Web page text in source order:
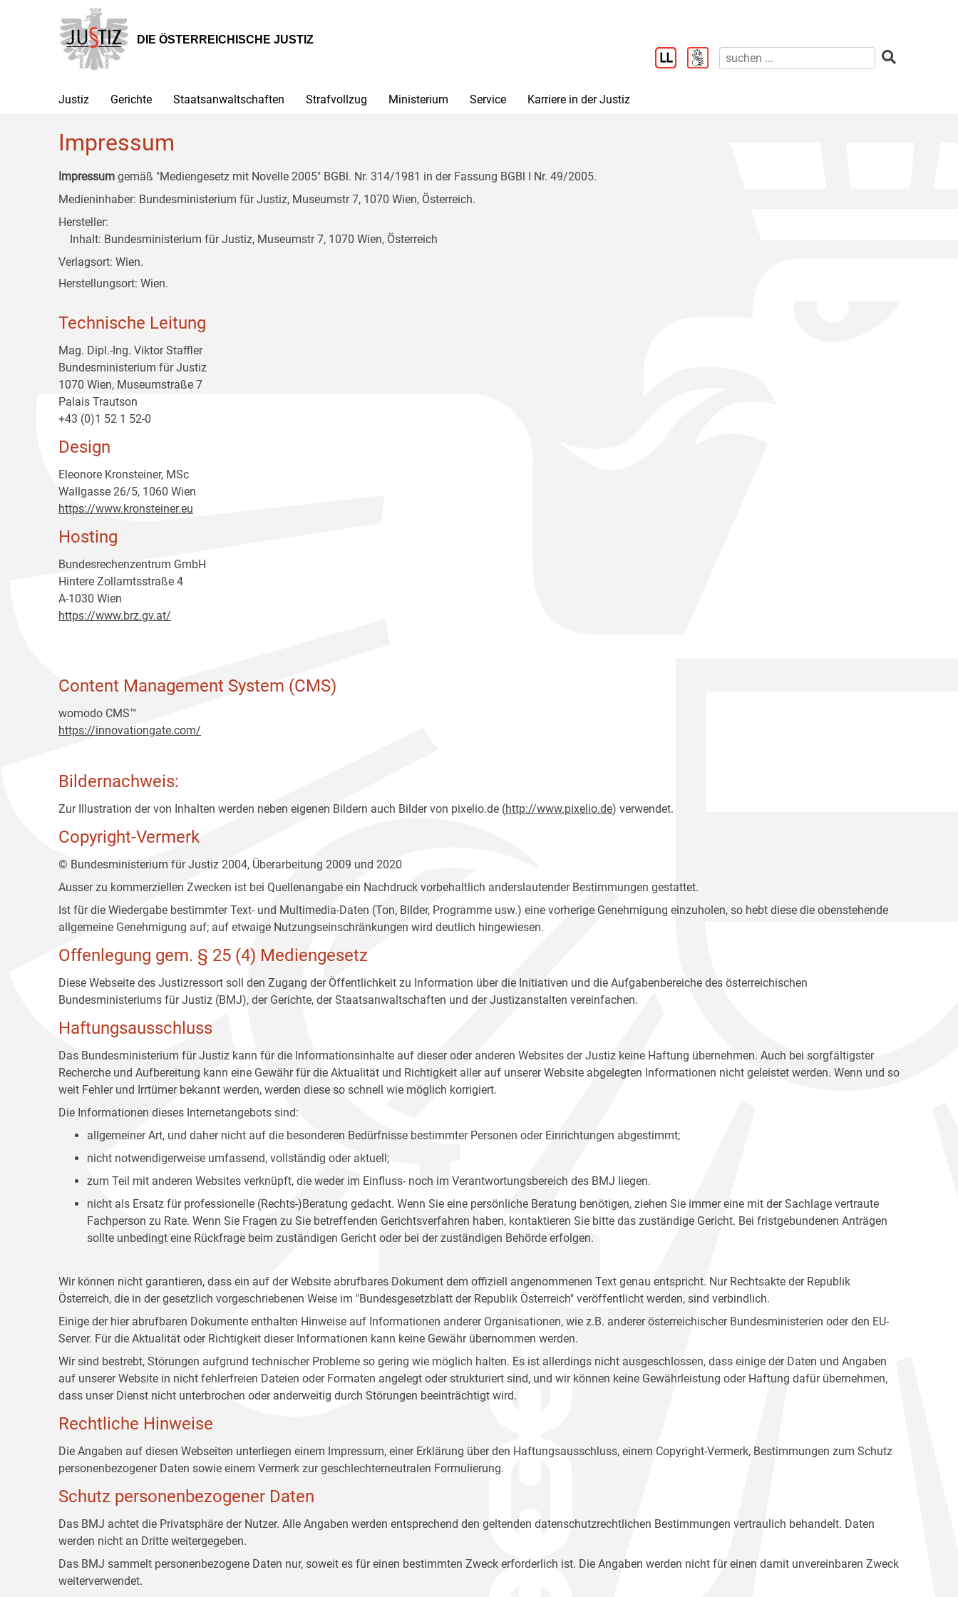
Hauptnavigation
[1]
Inhalt
[2]
Untermenü
[3]
DIE ÖSTERREICHISCHE JUSTIZ
Justiz Gerichte Staatsanwaltschaften Strafvollzug Ministerium Service Karriere in der Justiz
Impressum
Impressum gemäß "Mediengesetz mit Novelle 2005" BGBl. Nr. 314/1981 in der Fassung BGBl I Nr. 49/2005.
Medieninhaber: Bundesministerium für Justiz, Museumstr 7, 1070 Wien, Österreich.
Hersteller:
Inhalt: Bundesministerium für Justiz, Museumstr 7, 1070 Wien, Österreich
Verlagsort: Wien.
Herstellungsort: Wien.
Technische Leitung
Mag. Dipl.-Ing. Viktor Staffler
Bundesministerium für Justiz
1070 Wien, Museumstraße 7
Palais Trautson
+43 (0)1 52 1 52-0
Design
Eleonore Kronsteiner, MSc
Wallgasse 26/5, 1060 Wien
https://www.kronsteiner.eu
Hosting
Bundesrechenzentrum GmbH
Hintere Zollamtsstraße 4
A-1030 Wien
https://www.brz.gv.at/
Content Management System (CMS)
womodo CMS™
https://innovationgate.com/
Bildernachweis:
Zur Illustration der von Inhalten werden neben eigenen Bildern auch Bilder von pixelio.de (http://www.pixelio.de) verwendet.
Copyright-Vermerk
© Bundesministerium für Justiz 2004, Überarbeitung 2009 und 2020
Ausser zu kommerziellen Zwecken ist bei Quellenangabe ein Nachdruck vorbehaltlich anderslautender Bestimmungen gestattet.
Ist für die Wiedergabe bestimmter Text- und Multimedia-Daten (Ton, Bilder, Programme usw.) eine vorherige Genehmigung einzuholen, so hebt diese die obenstehende
allgemeine Genehmigung auf; auf etwaige Nutzungseinschränkungen wird deutlich hingewiesen.
Offenlegung gem. § 25 (4) Mediengesetz
Diese Webseite des Justizressort soll den Zugang der Öffentlichkeit zu Information über die Initiativen und die Aufgabenbereiche des österreichischen
Bundesministeriums für Justiz (BMJ), der Gerichte, der Staatsanwaltschaften und der Justizanstalten vereinfachen.
Haftungsausschluss
Das Bundesministerium für Justiz kann für die Informationsinhalte auf dieser oder anderen Websites der Justiz keine Haftung übernehmen. Auch bei sorgfältigster
Recherche und Aufbereitung kann eine Gewähr für die Aktualität und Richtigkeit aller auf unserer Website abgelegten Informationen nicht geleistet werden. Wenn und so
weit Fehler und Irrtümer bekannt werden, werden diese so schnell wie möglich korrigiert.
Die Informationen dieses Internetangebots sind:
allgemeiner Art, und daher nicht auf die besonderen Bedürfnisse bestimmter Personen oder Einrichtungen abgestimmt;
nicht notwendigerweise umfassend, vollständig oder aktuell;
zum Teil mit anderen Websites verknüpft, die weder im Einfluss- noch im Verantwortungsbereich des BMJ liegen.
nicht als Ersatz für professionelle (Rechts-)Beratung gedacht. Wenn Sie eine persönliche Beratung benötigen, ziehen Sie immer eine mit der Sachlage vertraute
Fachperson zu Rate. Wenn Sie Fragen zu Sie betreffenden Gerichtsverfahren haben, kontaktieren Sie bitte das zuständige Gericht. Bei fristgebundenen Anträgen
sollte unbedingt eine Rückfrage beim zuständigen Gericht oder bei der zuständigen Behörde erfolgen.
Wir können nicht garantieren, dass ein auf der Website abrufbares Dokument dem offiziell angenommenen Text genau entspricht. Nur Rechtsakte der Republik
Österreich, die in der gesetzlich vorgeschriebenen Weise im "Bundesgesetzblatt der Republik Österreich" veröffentlicht werden, sind verbindlich.
Einige der hier abrufbaren Dokumente enthalten Hinweise auf Informationen anderer Organisationen, wie z.B. anderer österreichischer Bundesministerien oder den EU-
Server. Für die Aktualität oder Richtigkeit dieser Informationen kann keine Gewähr übernommen werden.
Wir sind bestrebt, Störungen aufgrund technischer Probleme so gering wie möglich halten. Es ist allerdings nicht ausgeschlossen, dass einige der Daten und Angaben
auf unserer Website in nicht fehlerfreien Dateien oder Formaten angelegt oder strukturiert sind, und wir können keine Gewährleistung oder Haftung dafür übernehmen,
dass unser Dienst nicht unterbrochen oder anderweitig durch Störungen beeinträchtigt wird.
Rechtliche Hinweise
Die Angaben auf diesen Webseiten unterliegen einem Impressum, einer Erklärung über den Haftungsausschluss, einem Copyright-Vermerk, Bestimmungen zum Schutz
personenbezogener Daten sowie einem Vermerk zur geschlechterneutralen Formulierung.
Schutz personenbezogener Daten
Das BMJ achtet die Privatsphäre der Nutzer. Alle Angaben werden entsprechend den geltenden datenschutzrechtlichen Bestimmungen vertraulich behandelt. Daten
werden nicht an Dritte weitergegeben.
Das BMJ sammelt personenbezogene Daten nur, soweit es für einen bestimmten Zweck erforderlich ist. Die Angaben werden nicht für einen damit unvereinbaren Zweck
weiterverwendet.